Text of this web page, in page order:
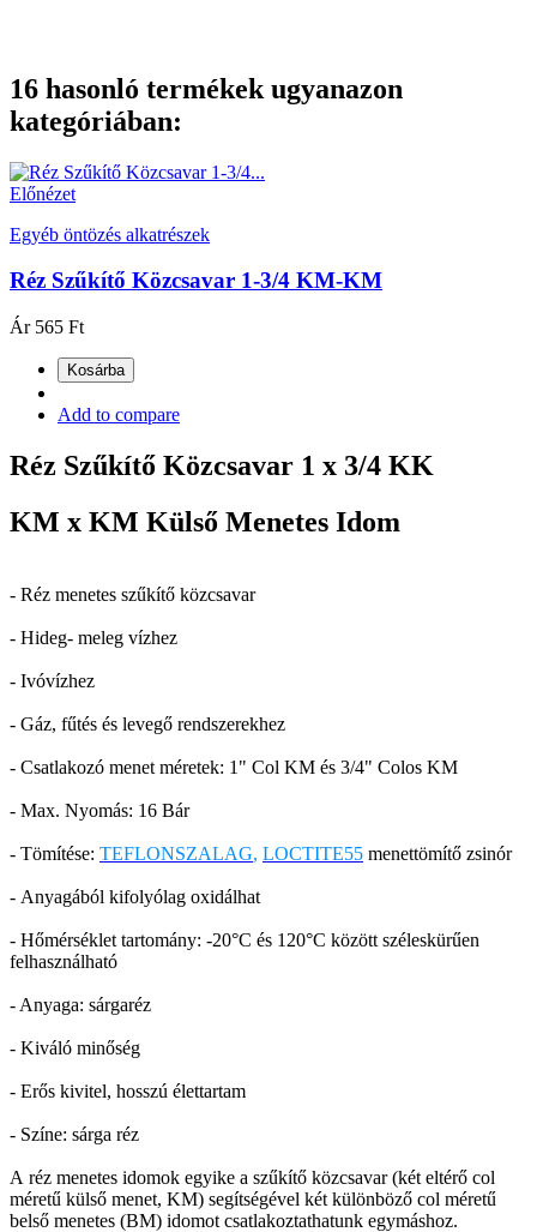
16 hasonló termékek ugyanazon
kategóriában:
Előnézet
Egyéb öntözés alkatrészek
Réz Szűkítő Közcsavar 1-3/4 KM-KM
Ár 565 Ft
Kosárba
Add to compare
Réz Szűkítő Közcsavar 1 x 3/4 KK
KM x KM Külső Menetes Idom
- Réz menetes szűkítő közcsavar
- Hideg- meleg vízhez
- Ivóvízhez
- Gáz, fűtés és levegő rendszerekhez
- Csatlakozó menet méretek: 1" Col KM és 3/4" Colos KM
- Max. Nyomás: 16 Bár
- Tömítése: TEFLONSZALAG, LOCTITE55 menettömítő zsinór
- Anyagából kifolyólag oxidálhat
- Hőmérséklet tartomány: -20°C és 120°C között széleskürűen
felhasználható
- Anyaga: sárgaréz
- Kiváló minőség
- Erős kivitel, hosszú élettartam
- Színe: sárga réz
A réz menetes idomok egyike a szűkítő közcsavar (két eltérő col
méretű külső menet, KM) segítségével két különböző col méretű
belső menetes (BM) idomot csatlakoztathatunk egymáshoz.